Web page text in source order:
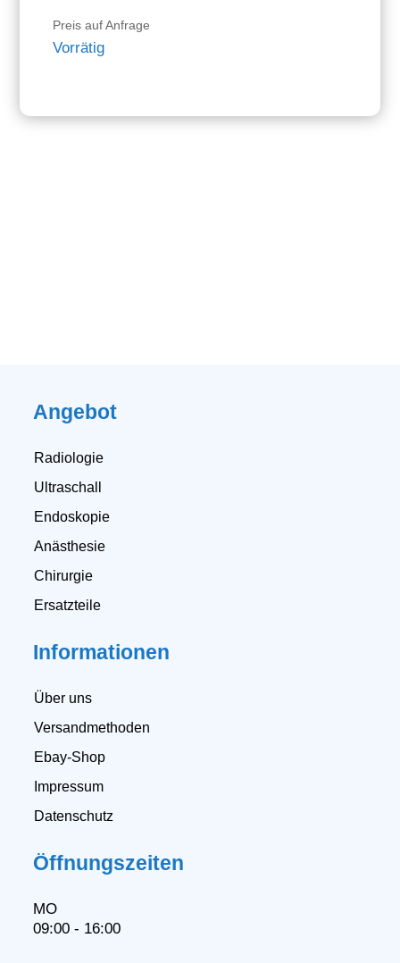
Preis auf Anfrage
Vorrätig
Angebot
Radiologie
Ultraschall
Endoskopie
Anästhesie
Chirurgie
Ersatzteile
Informationen
Über uns
Versandmethoden
Ebay-Shop
Impressum
Datenschutz
Öffnungszeiten
MO
09:00 - 16:00